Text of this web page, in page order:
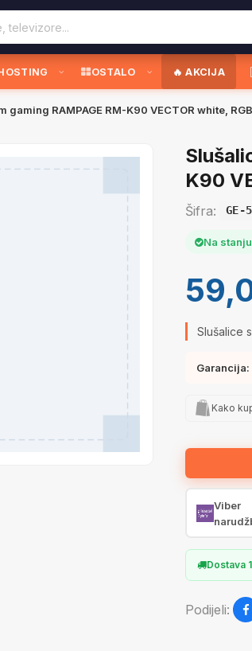
OSTALO 🔥 AKCIJA
RAMPAGE RM-K90 VECTOR white,
K90
Šifra: GE-
Na
Slušalice
Kako
Viber
Dostava
Podijeli: